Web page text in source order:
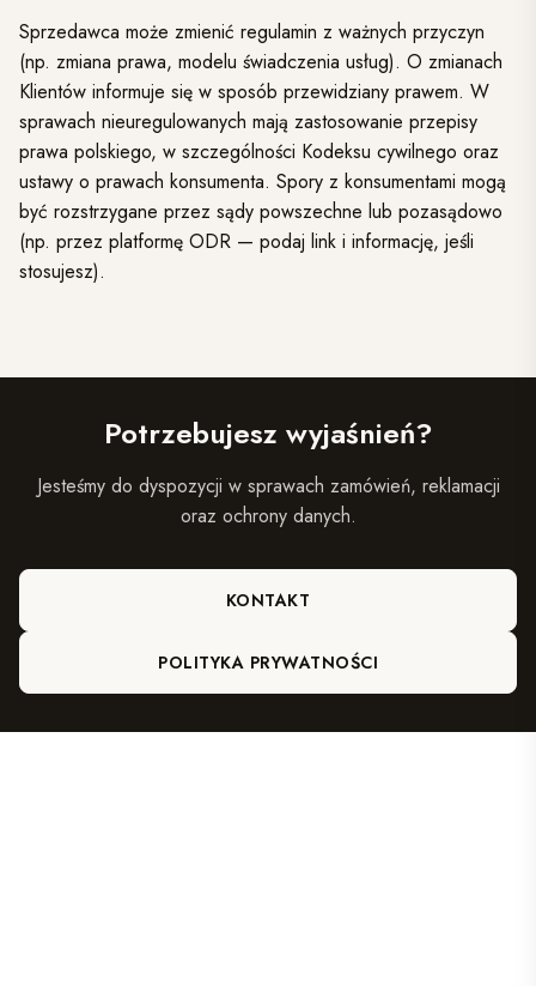
Sprzedawca może zmienić regulamin z ważnych przyczyn
(np. zmiana prawa, modelu świadczenia usług). O zmianach
Klientów informuje się w sposób przewidziany prawem. W
sprawach nieuregulowanych mają zastosowanie przepisy
prawa polskiego, w szczególności Kodeksu cywilnego oraz
ustawy o prawach konsumenta. Spory z konsumentami mogą
być rozstrzygane przez sądy powszechne lub pozasądowo
(np. przez platformę ODR — podaj link i informację, jeśli
stosujesz).
Potrzebujesz wyjaśnień?
Jesteśmy do dyspozycji w sprawach zamówień, reklamacji
oraz ochrony danych.
KONTAKT
POLITYKA PRYWATNOŚCI